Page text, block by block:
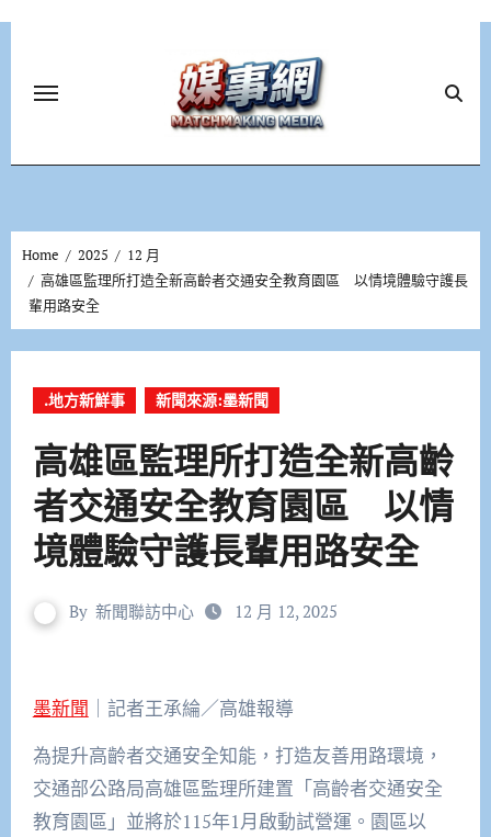
Home 2025
12 月
高雄區監理所打造全新高齡者交通安全教育園區 以情境體驗守護長
輩用路安全
.地方新鮮事 新聞來源:墨新聞
高雄區監理所打造全新高齡
者交通安全教育園區 以情
境體驗守護長輩用路安全
By 新聞聯訪中心 12 月 12, 2025
墨新聞 ｜記者王承綸／高雄報導
為提升高齡者交通安全知能，打造友善用路環境，
交通部公路局高雄區監理所建置「高齡者交通安全
教育園區」並將於115年1月啟動試營運。園區以